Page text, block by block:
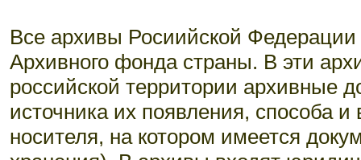
Все архивы Росиийской
Архивного фонда страны. В эти
российской территории архивные
источника их появления, способа
носителя, на котором имеется